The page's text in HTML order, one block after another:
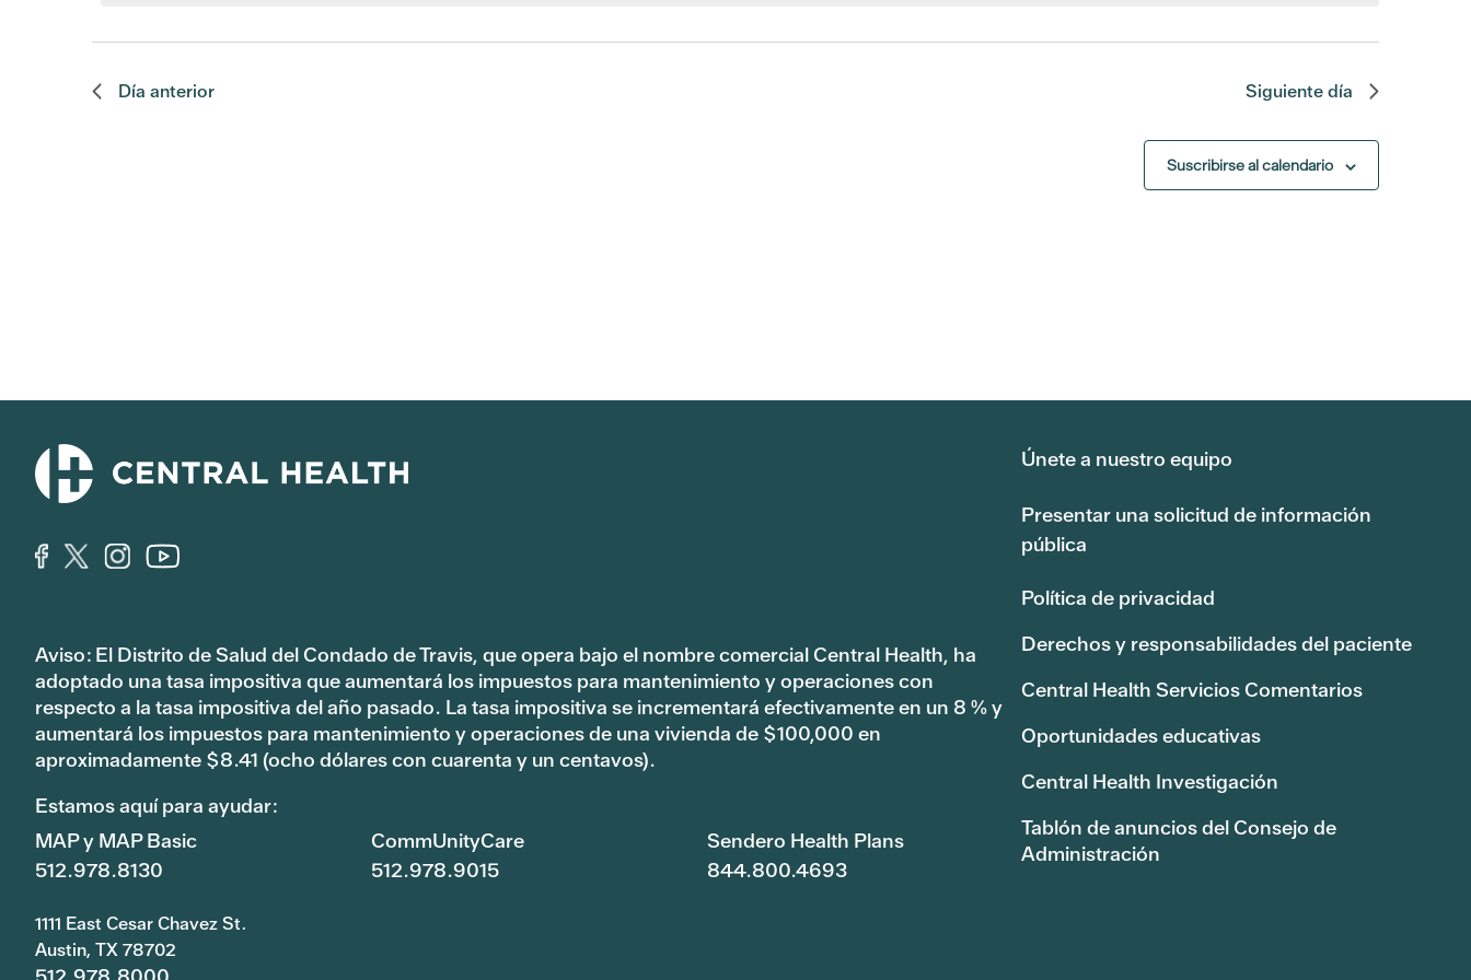
Día anterior Siguiente día
Suscribirse al calendario
Aviso: El Distrito de Salud del Condado de Travis, que opera bajo el nombre comercial Central Health, ha
adoptado una tasa impositiva que aumentará los impuestos para mantenimiento y operaciones con
respecto a la tasa impositiva del año pasado. La tasa impositiva se incrementará efectivamente en un 8 % y
aumentará los impuestos para mantenimiento y operaciones de una vivienda de $100,000 en
aproximadamente $8.41 (ocho dólares con cuarenta y un centavos).
Estamos aquí para ayudar:
MAP y MAP Basic
512.978.8130
CommUnityCare
512.978.9015
Sendero Health Plans
844.800.4693
1111 East Cesar Chavez St.
Austin, TX 78702
Únete a nuestro equipo
Presentar una solicitud de información
pública
Política de privacidad
Derechos y responsabilidades del paciente
Central Health Servicios Comentarios
Oportunidades educativas
Central Health Investigación
Tablón de anuncios del Consejo de
Administración